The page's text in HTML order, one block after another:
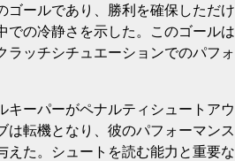
ゴールであり、勝利を確保しただけ
での冷静さを示した。このゴールは
ラッチシチュエーションでのパフォ
キーパーがペナルティシュートアウ
は転機となり、彼のパフォーマンス
えた。シュートを読む能力と重要な